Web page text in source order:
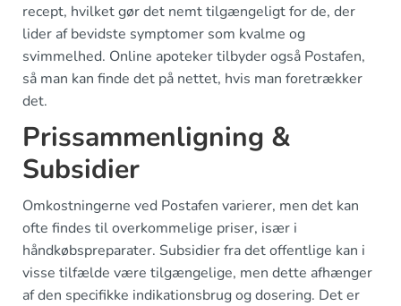
recept, hvilket gør det nemt tilgængeligt for de, der
lider af bevidste symptomer som kvalme og
svimmelhed. Online apoteker tilbyder også Postafen,
så man kan finde det på nettet, hvis man foretrækker
det.
Prissammenligning &
Subsidier
Omkostningerne ved Postafen varierer, men det kan
ofte findes til overkommelige priser, især i
håndkøbspreparater. Subsidier fra det offentlige kan i
visse tilfælde være tilgængelige, men dette afhænger
af den specifikke indikationsbrug og dosering. Det er